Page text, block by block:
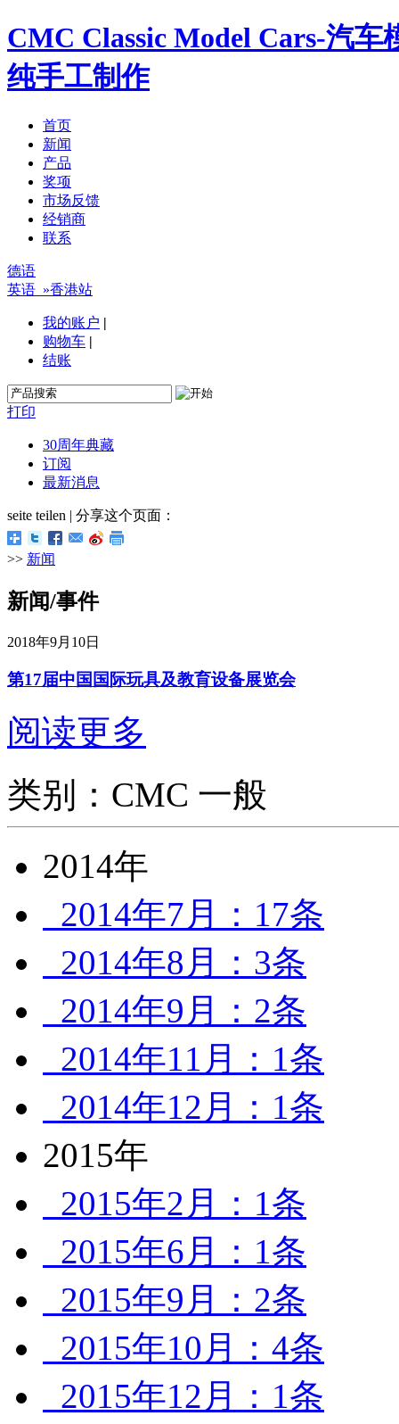
CMC Classic Model Cars-汽
纯手工制作
首页
新闻
产品
奖项
市场反馈
经销商
联系
德语
英语 »香港站
我的账户 |
购物车 |
结账
打印
30周年典藏
订阅
最新消息
seite teilen | 分享这个页面：
>> 新闻
新闻/事件
2018年9月10日
第17届中国国际玩具及教育设备展览会
阅读更多
类别：CMC 一般
2014年
2014年7月：17条
2014年8月：3条
2014年9月：2条
2014年11月：1条
2014年12月：1条
2015年
2015年2月：1条
2015年6月：1条
2015年9月：2条
2015年10月：4条
2015年12月：1条